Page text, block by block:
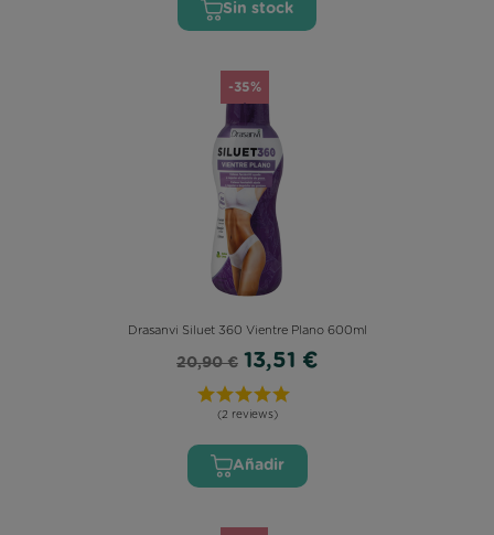
Sin stock
Drasanvi Siluet 360 Vientre Plano 600ml
20,90 € 13,51 €
(2 reviews)
Añadir
-35%